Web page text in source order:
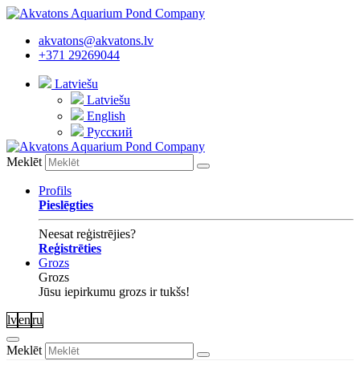
akvatons@akvatons.lv
+371 29269044
Latviešu
Latviešu
English
Русский
Meklēt
Profils
Pieslēgties
Neesat reģistrējies?
Reģistrēties
Grozs
Grozs
Jūsu iepirkumu grozs ir tukšs!
lvenru
Meklēt